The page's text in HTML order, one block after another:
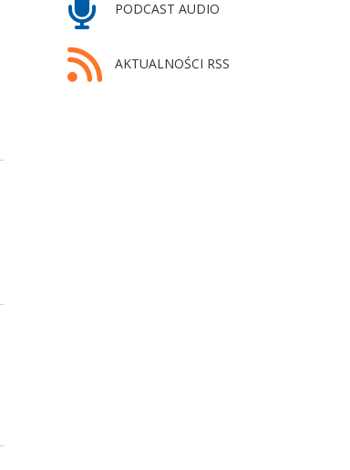
PODCAST AUDIO
AKTUALNOŚCI RSS